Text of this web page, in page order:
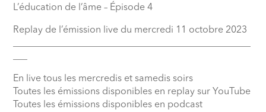
L’éducation de l’âme – Épisode 4
Replay de l’émission live du mercredi 11 octobre 2023
En live tous les mercredis et samedis soirs
Toutes les émissions disponibles en replay sur YouTube
Toutes les émissions disponibles en podcast